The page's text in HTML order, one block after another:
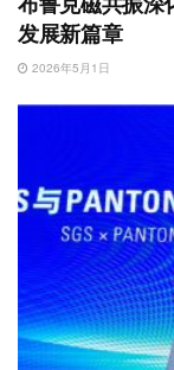
发展新篇章
2026年5月1日